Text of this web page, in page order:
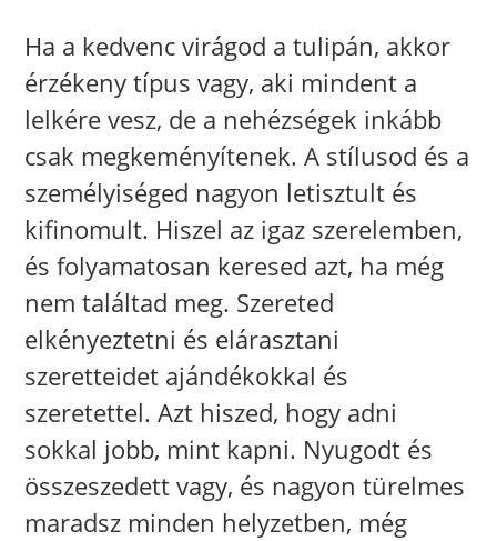
Ha a kedvenc virágod a tulipán, akkor
érzékeny típus vagy, aki mindent a
lelkére vesz, de a nehézségek inkább
csak megkeményítenek. A stílusod és a
személyiséged nagyon letisztult és
kifinomult. Hiszel az igaz szerelemben,
és folyamatosan keresed azt, ha még
nem találtad meg. Szereted
elkényeztetni és elárasztani
szeretteidet ajándékokkal és
szeretettel. Azt hiszed, hogy adni
sokkal jobb, mint kapni. Nyugodt és
összeszedett vagy, és nagyon türelmes
maradsz minden helyzetben, még